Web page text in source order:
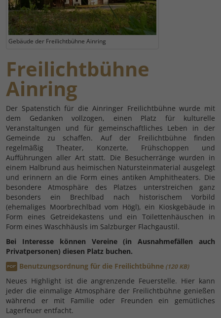
Gebäude der Freilichtbühne Ainring
Freilichtbühne
Ainring
Der Spatenstich für die Ainringer Freilichtbühne wurde mit
dem Gedanken vollzogen, einen Platz für kulturelle
Veranstaltungen und für gemeinschaftliches Leben in der
Gemeinde zu schaffen. Auf der Freilichtbühne finden
regelmäßig Theater, Konzerte, Frühschoppen und
Aufführungen aller Art statt. Die Besucherränge wurden in
einem Halbrund aus heimischen Natursteinmaterial ausgelegt
und erinnern an die Form eines antiken Amphitheaters. Die
besondere Atmosphäre des Platzes unterstreichen ganz
besonders ein Brechlbad nach historischem Vorbild
(ehemaliges Moorbrechlbad vom Högl), ein Kioskgebäude in
Form eines Getreidekastens und ein Toilettenhäuschen in
Form eines Waschhäusls im Salzburger Flachgaustil.
Bei Interesse können Vereine (in Ausnahmefällen auch
Privatpersonen) diesen Platz buchen.
Benutzungsordnung für die Freilichtbühne 120 KB
Neues Highlight ist die angrenzende Feuerstelle. Hier kann
jeder die einmalige Atmosphäre der Freilichtbühne genießen
während er mit Familie oder Freunden ein gemütliches
Lagerfeuer entfacht.